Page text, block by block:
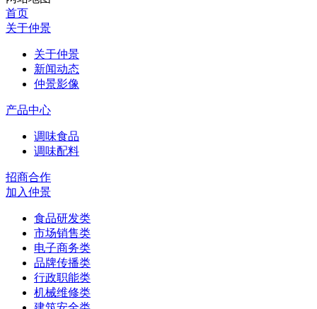
首页
关于仲景
关于仲景
新闻动态
仲景影像
产品中心
调味食品
调味配料
招商合作
加入仲景
食品研发类
市场销售类
电子商务类
品牌传播类
行政职能类
机械维修类